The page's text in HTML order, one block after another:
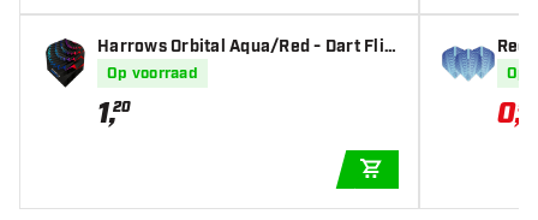
Harrows Orbital Aqua/Red - Dart Flig
hts
Op voorraad
1,20
Red
ave
Op
0,98